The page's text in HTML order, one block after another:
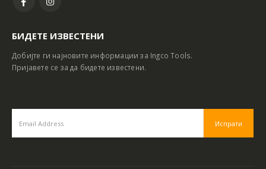
БИДЕТЕ ИЗВЕСТЕНИ
Добијте ги најновите информации за Ingco Tools.
Пријавете се за да бидете известени.